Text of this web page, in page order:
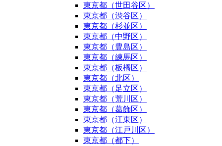
東京都（世田谷区）
東京都（渋谷区）
東京都（杉並区）
東京都（中野区）
東京都（豊島区）
東京都（練馬区）
東京都（板橋区）
東京都（北区）
東京都（足立区）
東京都（荒川区）
東京都（葛飾区）
東京都（江東区）
東京都（江戸川区）
東京都（都下）